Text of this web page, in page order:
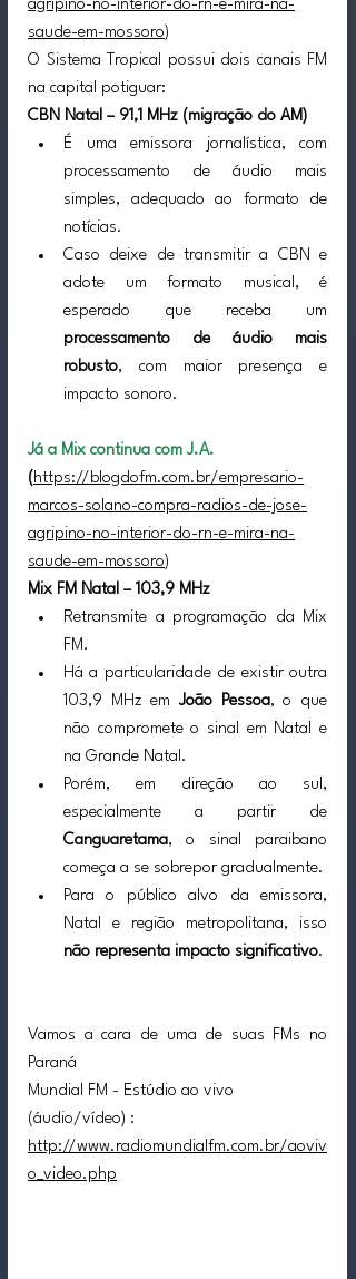
agripino-no-interior-do-rn-e-mira-na-
saude-em-mossoro)
O Sistema Tropical possui dois canais FM
na capital potiguar:
CBN Natal – 91,1 MHz (migração do AM)
É uma emissora jornalística, com
processamento de áudio mais
simples, adequado ao formato de
notícias.
Caso deixe de transmitir a CBN e
adote um formato musical, é
processamento de áudio mais
robusto, com maior presença e
impacto sonoro.
Já a Mix continua com J.A.
(https://blogdofm.com.br/empresario-
marcos-solano-compra-radios-de-jose-
agripino-no-interior-do-rn-e-mira-na-
saude-em-mossoro)
Mix FM Natal – 103,9 MHz
Retransmite a programação da Mix
FM.
Há a particularidade de existir outra
103,9 MHz em João Pessoa, o que
não compromete o sinal em Natal e
na Grande Natal.
Porém, em direção ao sul,
Canguaretama, o sinal paraibano
começa a se sobrepor gradualmente.
Para o público alvo da emissora,
não representa impacto significativo.
Vamos a cara de uma de suas FMs no
Paraná
Mundial FM - Estúdio ao vivo
(áudio/vídeo) :
http://www.radiomundialfm.com.br/aoviv
o_video.php